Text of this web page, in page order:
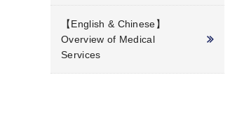
【English & Chinese】
Overview of Medical
Services